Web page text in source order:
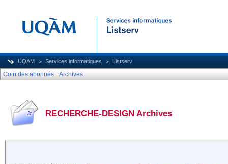
UQAM Services informatiques Listserv
Coin des abonnés Archives
RECHERCHE-DESIGN Archives